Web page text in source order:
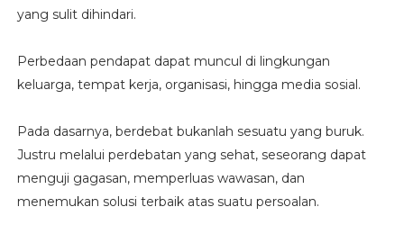
yang sulit dihindari.
Perbedaan pendapat dapat muncul di lingkungan
keluarga, tempat kerja, organisasi, hingga media sosial.
Pada dasarnya, berdebat bukanlah sesuatu yang buruk.
Justru melalui perdebatan yang sehat, seseorang dapat
menguji gagasan, memperluas wawasan, dan
menemukan solusi terbaik atas suatu persoalan.